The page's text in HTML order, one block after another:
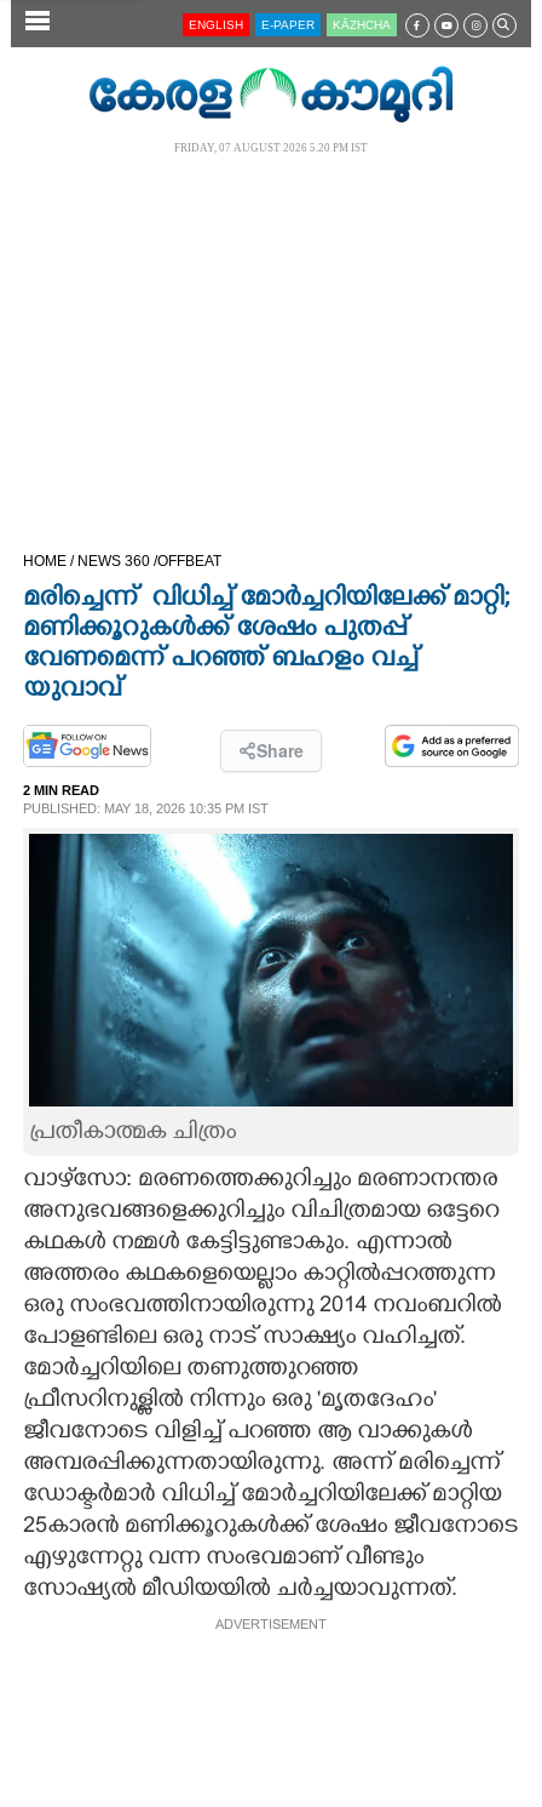
SECTIONS
CINEMA
OPINION
PHOTOS
SPIRITUAL
CARTOONS
ZOOM
CONTACT US
ENGLISH E-PAPER KĀZHCHA
FRIDAY, 07 AUGUST 2026 5.20 PM IST
HOME / NEWS 360 /OFFBEAT
മരിച്ചെന്ന് വിധിച്ച് മോർച്ചറിയിലേക്ക് മാറ്റി;
മണിക്കൂറുകൾക്ക് ശേഷം പുതപ്പ്
വേണമെന്ന് പറഞ്ഞ് ബഹളം വച്ച്
യുവാവ്
Share
2 MIN READ
PUBLISHED: MAY 18, 2026 10:35 PM IST
പ്രതീകാത്മക ചിത്രം
വാഴ്‌സോ: മരണത്തെക്കുറിച്ചും മരണാനന്തര
അനുഭവങ്ങളെക്കുറിച്ചും വിചിത്രമായ ഒട്ടേറെ
കഥകൾ നമ്മൾ കേട്ടിട്ടുണ്ടാകും. എന്നാൽ
അത്തരം കഥകളെയെല്ലാം കാറ്റിൽപ്പറത്തുന്ന
ഒരു സംഭവത്തിനായിരുന്നു 2014 നവംബറിൽ
പോളണ്ടിലെ ഒരു നാട് സാക്ഷ്യം വഹിച്ചത്.
മോർച്ചറിയിലെ തണുത്തുറഞ്ഞ
ഫ്രീസറിനുള്ളിൽ നിന്നും ഒരു 'മൃതദേഹം'
ജീവനോടെ വിളിച്ച് പറഞ്ഞ ആ വാക്കുകൾ
അമ്പരപ്പിക്കുന്നതായിരുന്നു. അന്ന് മരിച്ചെന്ന്
ഡോക്ടർമാർ വിധിച്ച് മോർച്ചറിയിലേക്ക് മാറ്റിയ
25കാരൻ മണിക്കൂറുകൾക്ക് ശേഷം ജീവനോടെ
എഴുന്നേറ്റു വന്ന സംഭവമാണ് വീണ്ടും
സോഷ്യൽ മീഡിയയിൽ ചർച്ചയാവുന്നത്.
ADVERTISEMENT